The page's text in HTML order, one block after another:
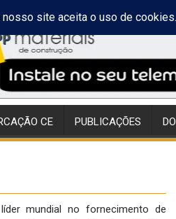
CE PUBLICAÇÕES
mundial no fornecimento de